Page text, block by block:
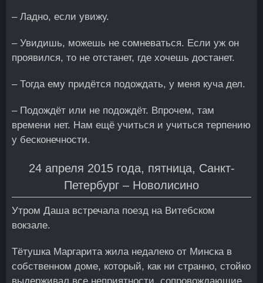
– Ладно, если увижу.
– Увидишь, можешь не сомневаться. Если уж он
проявился, то не отстанет, где хочешь достанет.
– Тогда ему придётся подождать, у меня куча дел.
– Подождёт или не подождёт. Впрочем, там
времени нет. Нам ещё учиться и учиться терпению
у бесконечности.
24 апреля 2015 года, пятница, Санкт-
Петербург – Новолисино
Утром Даша встречала поезд на Витебском
вокзале.
Тётушка Маргарита жила недалеко от Минска в
собственном доме, который, как ни странно, стойко